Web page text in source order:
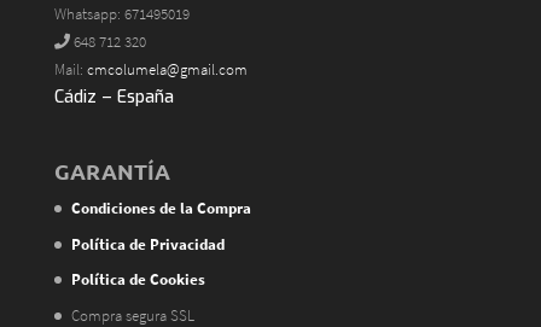
Whatsapp: 671495019
648 712 320
Mail: cmcolumela@gmail.com
Cádiz – España
GARANTÍA
Condiciones de la Compra
Política de Privacidad
Política de Cookies
Compra segura SSL